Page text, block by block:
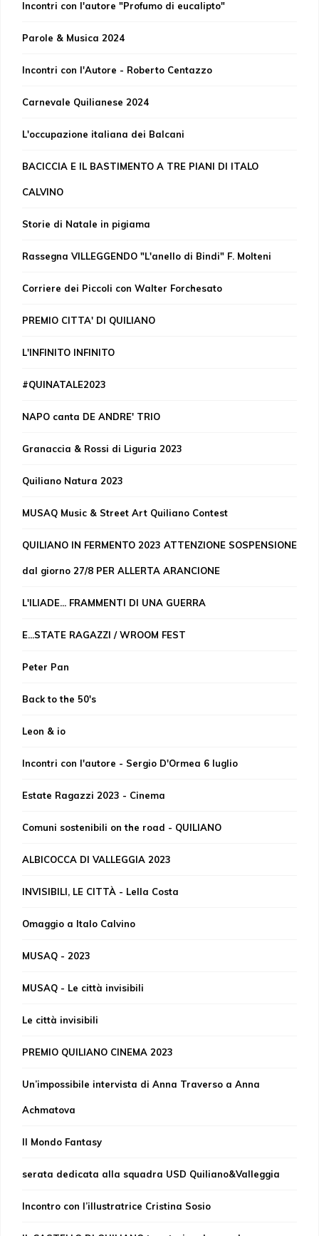
Incontri con l'autore "Profumo di eucalipto"
Parole & Musica 2024
Incontri con l'Autore - Roberto Centazzo
Carnevale Quilianese 2024
L'occupazione italiana dei Balcani
BACICCIA E IL BASTIMENTO A TRE PIANI DI ITALO
CALVINO
Storie di Natale in pigiama
Rassegna VILLEGGENDO "L'anello di Bindi" F. Molteni
Corriere dei Piccoli con Walter Forchesato
PREMIO CITTA' DI QUILIANO
L'INFINITO INFINITO
#QUINATALE2023
NAPO canta DE ANDRE' TRIO
Granaccia & Rossi di Liguria 2023
Quiliano Natura 2023
MUSAQ Music & Street Art Quiliano Contest
QUILIANO IN FERMENTO 2023 ATTENZIONE SOSPENSIONE
dal giorno 27/8 PER ALLERTA ARANCIONE
L'ILIADE... FRAMMENTI DI UNA GUERRA
E...STATE RAGAZZI / WROOM FEST
Peter Pan
Back to the 50's
Leon & io
Incontri con l'autore - Sergio D'Ormea 6 luglio
Estate Ragazzi 2023 - Cinema
Comuni sostenibili on the road - QUILIANO
ALBICOCCA DI VALLEGGIA 2023
INVISIBILI, LE CITTÀ - Lella Costa
Omaggio a Italo Calvino
MUSAQ - 2023
MUSAQ - Le città invisibili
Le città invisibili
PREMIO QUILIANO CINEMA 2023
Un’impossibile intervista di Anna Traverso a Anna
Achmatova
Il Mondo Fantasy
serata dedicata alla squadra USD Quiliano&Valleggia
Incontro con l’illustratrice Cristina Sosio